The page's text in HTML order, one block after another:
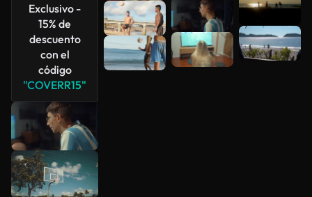
Exclusivo -
15% de
descuento
con el
código
"COVERR15"